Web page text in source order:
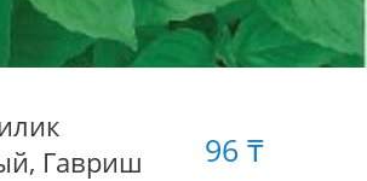
Гавриш
96 ₸